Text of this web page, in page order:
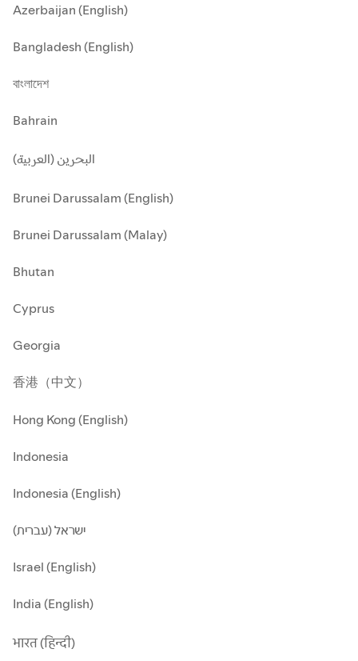
Azerbaijan (English)
Bangladesh (English)
বাংলাদেশ
Bahrain
البحرين (العربية)
Brunei Darussalam (English)
Brunei Darussalam (Malay)
Bhutan
Cyprus
Georgia
香港（中文）
Hong Kong (English)
Indonesia
Indonesia (English)
ישראל (עברית)
Israel (English)
India (English)
भारत (हिन्दी)